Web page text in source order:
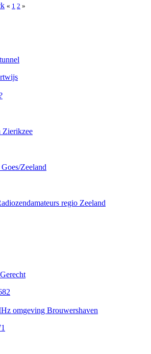
« 1 2 »
Zierikzee
Zeeland
regio Zeeland
omgeving Brouwershaven